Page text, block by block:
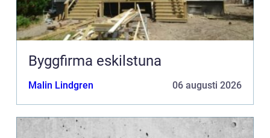
Byggfirma eskilstuna
Malin Lindgren 06 augusti 2026